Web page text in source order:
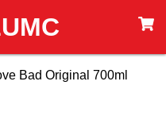
Bad Original 700ml